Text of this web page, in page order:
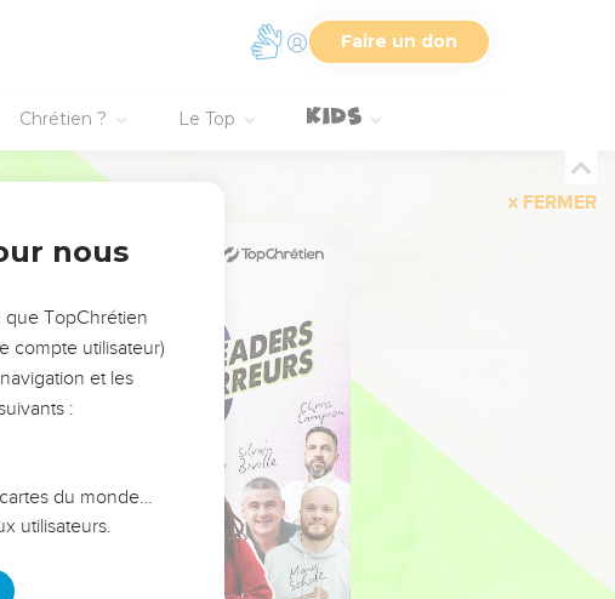
Faire un don
Chrétien ? Le Top
FERMER
nous
que TopChrétien
compte utilisateur)
et les
:
du monde…
utilisateurs.